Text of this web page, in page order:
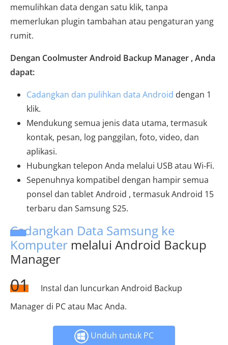
memulihkan data dengan satu klik, tanpa
memerlukan plugin tambahan atau pengaturan yang
rumit.
Dengan Coolmuster Android Backup Manager , Anda
dapat:
Cadangkan dan pulihkan data Android dengan 1
klik.
Mendukung semua jenis data utama, termasuk
kontak, pesan, log panggilan, foto, video, dan
aplikasi.
Hubungkan telepon Anda melalui USB atau Wi-Fi.
Sepenuhnya kompatibel dengan hampir semua
ponsel dan tablet Android , termasuk Android 15
terbaru dan Samsung S25.
Cadangkan Data Samsung ke
Komputer melalui Android Backup
Manager
01
Instal dan luncurkan Android Backup
Manager di PC atau Mac Anda.
Unduh untuk PC